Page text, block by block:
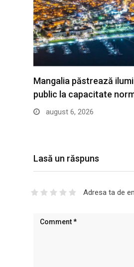
Mangalia păstrează
public la capacitate
august 6, 2026
Lasă un răspuns
Adresa ta de